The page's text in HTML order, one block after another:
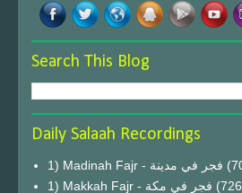
Search This Blog
Daily Salaah Recordings
1) Madinah Fajr - فجر في مدينة
1) Makkah Fajr - فجر في مكة